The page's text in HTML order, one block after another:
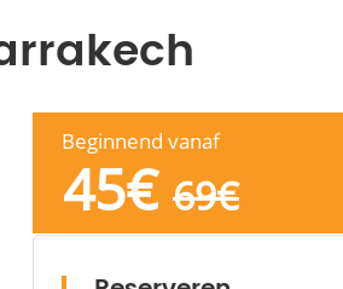
Beginnend vanaf
45€ 69€